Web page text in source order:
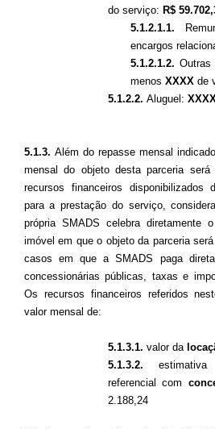
do serviço: R$
5.1.2.1.1.
encargos
5.1.2.1.2. Outras
menos XXXX de
5.1.2.2. Aluguel:
5.1.3. Além do repasse mensal
mensal do objeto desta parceria será
recursos financeiros disponibilizados
para a prestação do serviço,
própria SMADS celebra diretamente
imóvel em que o objeto da parceria
casos em que a SMADS paga
concessionárias públicas, taxas e
Os recursos financeiros referidos
valor mensal de:
5.1.3.1. valor da
5.1.3.2. estimativa
referencial com
2.188,24